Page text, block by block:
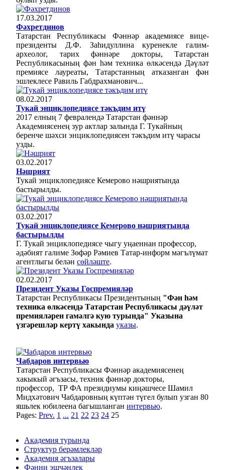
17.03.2017
Фәхретдинов
Татарстан Республикасы Фәннәр академиясе вице-
президенты Д.Ф. Заһидуллина куренекле галим-
археолог, тарих фәннәре докторы, Татарстан
Республикасының фән һәм техника өлкәсендә Дәүләт
премиясе лауреаты, Татарстанның атказанган фән
эшлеклесе Равиль Габдрахманович...
08.02.2017
Тукай энциклопедиясе тәкъдим итү
2017 елның 7 февралендә Татарстан фәннәр
Академиясенең зур актлар залында Г. Тукайның
беренче шәхси энциклопедиясен тәкъдим итү чарасы
узды.
03.02.2017
Нәшрият
Тукай энциклопедиясе Кемерово нәшриятында
бастырылды.
03.02.2017
Тукай энциклопедиясе Кемерово нәшриятында
бастырылды
Г. Тукай энциклопедиясе чыгу уңаеннан профессор,
әдәбият галиме Зөфәр Рәмиев Татар-информ мәгълүмат
агентлыгы белән сөйләште.
02.02.2017
Президент Указы Госпремияләр
Татарстан Республикасы Президентының "Фән һәм
техника өлкәсендә Татарстан Республикасы дәүләт
премияләрен гамәлгә кую турында" Указына
үзгәрешләр кертү хакында указы.
Чабдаров интервью
Татарстан Республикасы Фәннәр академиясенең
хакыкый әгъзасы, техник фәннәр докторы,
профессор, ТР ФА президиумы киңәшчесе Шамил
Мидхәтович Чабдаровның күптән түгел булып узган 80
яшьлек юбилеена багышланган интервью.
Pages: Prev. 1 ... 21 22 23 24 25
Академия турында
Структур берәмлекләр
Академия әгъзалары
Фәнни эшчәнлек